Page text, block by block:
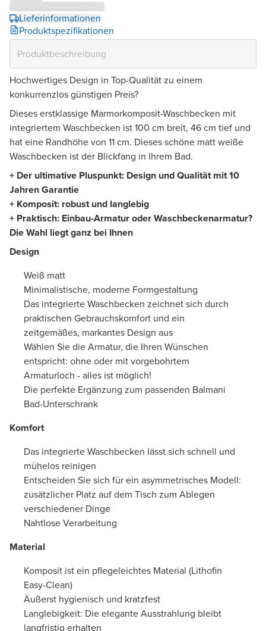
Lieferinformationen
Produktspezifikationen
Hochwertiges Design in Top-Qualität zu einem
konkurrenzlos günstigen Preis?
Dieses erstklassige Marmorkomposit-Waschbecken mit
integriertem Waschbecken ist 100 cm breit, 46 cm tief und
hat eine Randhöhe von 11 cm. Dieses schöne matt weiße
Waschbecken ist der Blickfang in Ihrem Bad.
+ Der ultimative Pluspunkt: Design und Qualität mit 10
Jahren Garantie
+ Komposit: robust und langlebig
+ Praktisch: Einbau-Armatur oder Waschbeckenarmatur?
Die Wahl liegt ganz bei Ihnen
Design
Weiß matt
Minimalistische, moderne Formgestaltung
Das integrierte Waschbecken zeichnet sich durch
praktischen Gebrauchskomfort und ein
zeitgemäßes, markantes Design aus
Wählen Sie die Armatur, die Ihren Wünschen
entspricht: ohne oder mit vorgebohrtem
Armaturloch - alles ist möglich!
Die perfekte Ergänzung zum passenden Balmani
Bad-Unterschrank
Komfort
Das integrierte Waschbecken lässt sich schnell und
mühelos reinigen
Entscheiden Sie sich für ein asymmetrisches Modell:
zusätzlicher Platz auf dem Tisch zum Ablegen
verschiedener Dinge
Nahtlose Verarbeitung
Material
Komposit ist ein pflegeleichtes Material (Lithofin
Easy-Clean)
Äußerst hygienisch und kratzfest
Langlebigkeit: Die elegante Ausstrahlung bleibt
langfristig erhalten